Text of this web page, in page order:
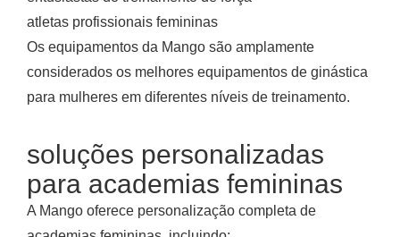
atletas profissionais femininas
Os equipamentos da Mango são amplamente
considerados os melhores equipamentos de ginástica
para mulheres em diferentes níveis de treinamento.
soluções personalizadas
para academias femininas
A Mango oferece personalização completa de